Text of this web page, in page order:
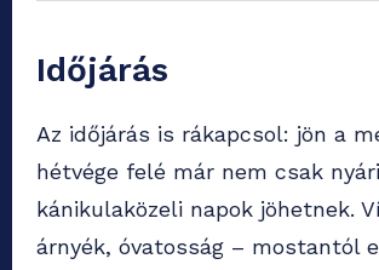
Időjárás
Az időjárás is rákapcsol: jön a
hétvége felé már nem csak
kánikulaközeli napok jöhetnek.
árnyék, óvatosság – mostantól